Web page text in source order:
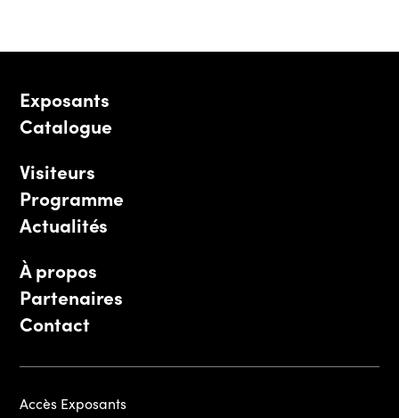
Exposants
Catalogue
Visiteurs
Programme
Actualités
À propos
Partenaires
Contact
Accès Exposants